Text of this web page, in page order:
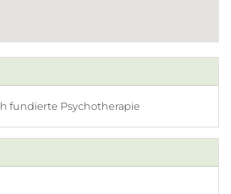
fundierte Psychotherapie